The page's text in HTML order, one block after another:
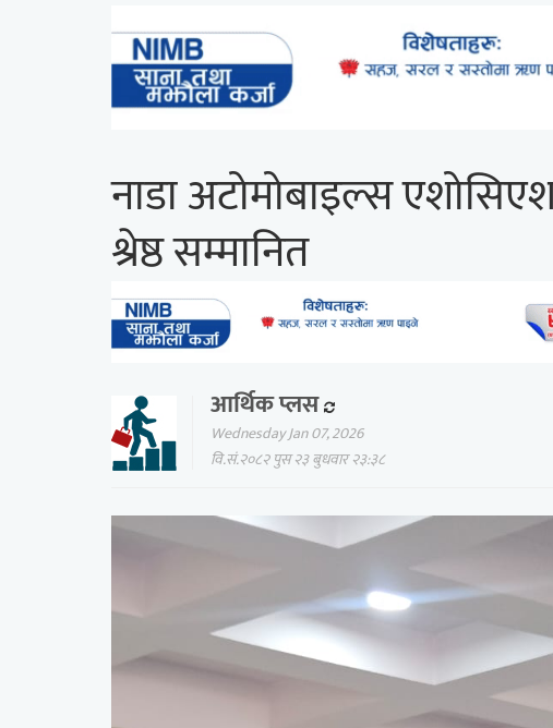
नाडा अटोमोबाइल्स
श्रेष्ठ सम्मानित
आर्थिक प्लस
Wednesday Jan 07, 2026
वि.सं.२०८२ पुस २३ बुधवार २३:३८